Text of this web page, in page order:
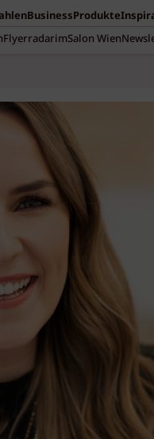
BusinessProdukte
FlyerradarimSalon Wien